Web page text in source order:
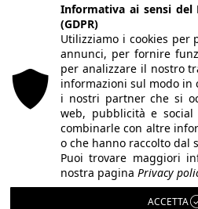
Scopri i vantaggi di essere
© 2026 Istituto Italiano di
Enrico Caviglia 3, 20139
02/
P.IVA IT10863240155 | PEC
MI-1415688 | Capitale
Le immagini del sito sono
rispettivi autori.
Informativa ai sensi del
(GDPR)
Utilizziamo i cookies per
annunci, per fornire
per analizzare il nostro
informazioni sul modo in
i nostri partner che si
web, pubblicità e
combinarle con altre
o che hanno raccolto dal
Puoi trovare maggiori
nostra pagina Privacy
ACCETTA